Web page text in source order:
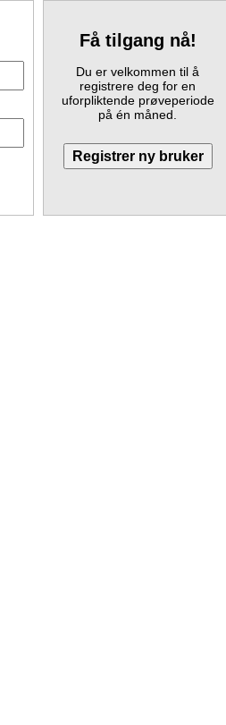
Få tilgang nå!
Du er velkommen til å
registrere deg for en
uforpliktende prøveperiode
på én måned.